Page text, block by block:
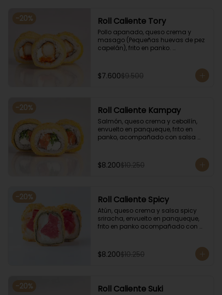
-20% Roll Caliente Tory
Pollo apanado, queso crema y
masago (Pequeñas huevas de pez
capelán), frito en panko.
$7.600$9.500
-20% Roll Caliente Kampay
Salmón, queso crema y cebollín,
envuelto en panqueque, frito en
panko, acompañado con salsa
$8.200$10.250
-20% Roll Caliente Spicy
Atún, queso crema y salsa spicy
sriracha, envuelto en panqueque,
frito en panko acompañado con
$8.200$10.250
-20% Roll Caliente Suki